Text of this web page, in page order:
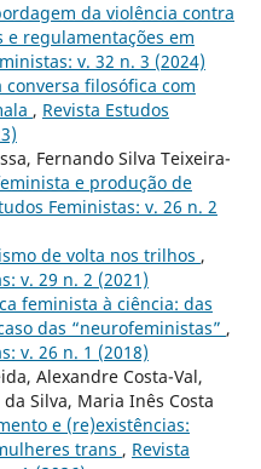
da violência contra
e regulamentações em
v. 32 n. 3 (2024)
conversa filosófica com
, Revista Estudos
Fernando Silva Teixeira-
e produção de
Feministas: v. 26 n. 2
de volta nos trilhos ,
v. 29 n. 2 (2021)
feminista à ciência: das
das “neurofeministas” ,
v. 26 n. 1 (2018)
Alexandre Costa-Val,
Silva, Maria Inês Costa
e (re)existências:
trans , Revista